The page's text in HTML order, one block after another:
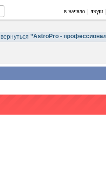
в начало люди
вернуться "